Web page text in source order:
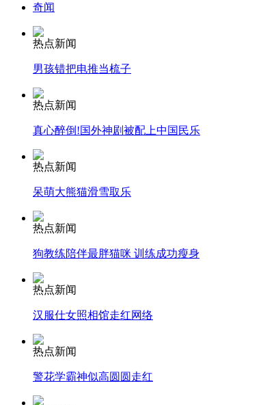
外交部：反对强权政治霸凌主义
外交部：有关国家言论片面不公正
安徽一实载49人客车翻车
走！跟着总书记去植树
消防员救轻生者
纽约上演“枕头大战”
司机酒驾遇交警 急速倒车逃窜
奇闻
热点新闻
男孩错把电推当梳子
热点新闻
真心醉倒!国外神剧被配上中国民乐
热点新闻
呆萌大熊猫滑雪取乐
热点新闻
狗教练陪伴最胖猫咪 训练成功瘦身
热点新闻
汉服仕女照相馆走红网络
热点新闻
警花学霸神似高圆圆走红